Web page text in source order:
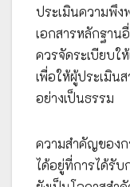
ประเมินความพึง
เอกสารหลักฐาน
ควรจัดระเบียบใ
เพื่อให้ผู้ประเมิน
อย่างเป็นธรรม
ความสำคัญของ
ได้อยู่ที่การได้รับ